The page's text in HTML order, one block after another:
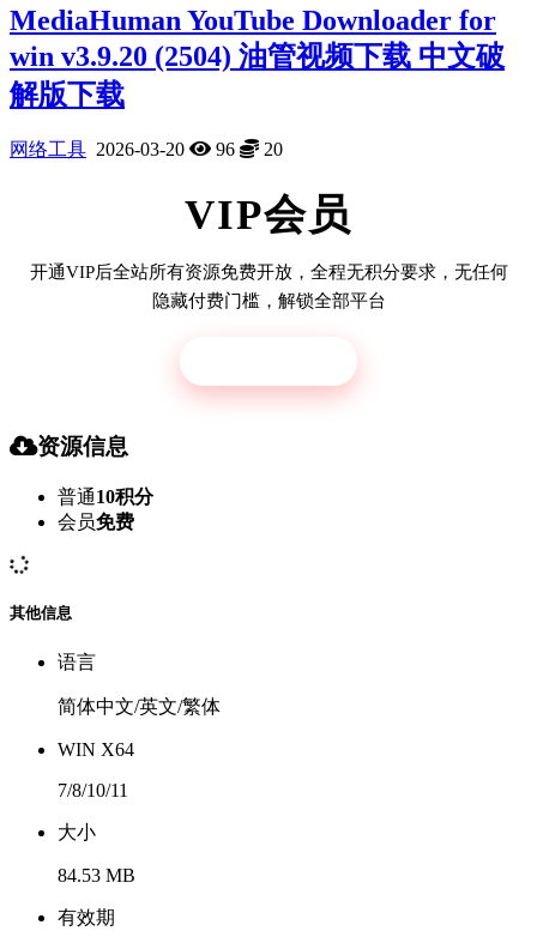
MediaHuman YouTube Downloader for
win v3.9.20 (2504) 油管视频下载 中文破
解版下载
网络工具 2026-03-20 96 20
VIP会员
开通VIP后全站所有资源免费开放，全程无积分要求，无任何
隐藏付费门槛，解锁全部平台
资源信息
普通10积分
会员免费
其他信息
语言
简体中文/英文/繁体
WIN X64
7/8/10/11
大小
84.53 MB
有效期